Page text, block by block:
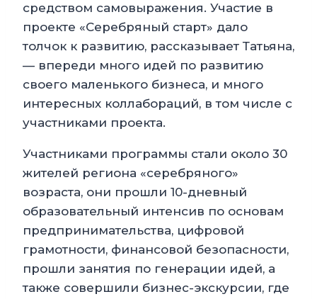
средством самовыражения. Участие в
проекте «Серебряный старт» дало
толчок к развитию, рассказывает Татьяна,
— впереди много идей по развитию
своего маленького бизнеса, и много
интересных коллабораций, в том числе с
участниками проекта.
Участниками программы стали около 30
жителей региона «серебряного»
возраста, они прошли 10-дневный
образовательный интенсив по основам
предпринимательства, цифровой
грамотности, финансовой безопасности,
прошли занятия по генерации идей, а
также совершили бизнес-экскурсии, где